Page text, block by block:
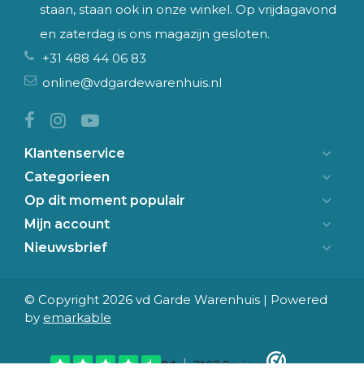
staan, staan ook in onze winkel. Op vrijdagavond
en zaterdag is ons magazijn gesloten.
+31 488 44 06 83
online@vdgardewarenhuis.nl
Klantenservice
Categorieen
Op dit moment populair
Mijn account
Nieuwsbrief
© Copyright 2026 vd Garde Warenhuis | Powered
by emarkable